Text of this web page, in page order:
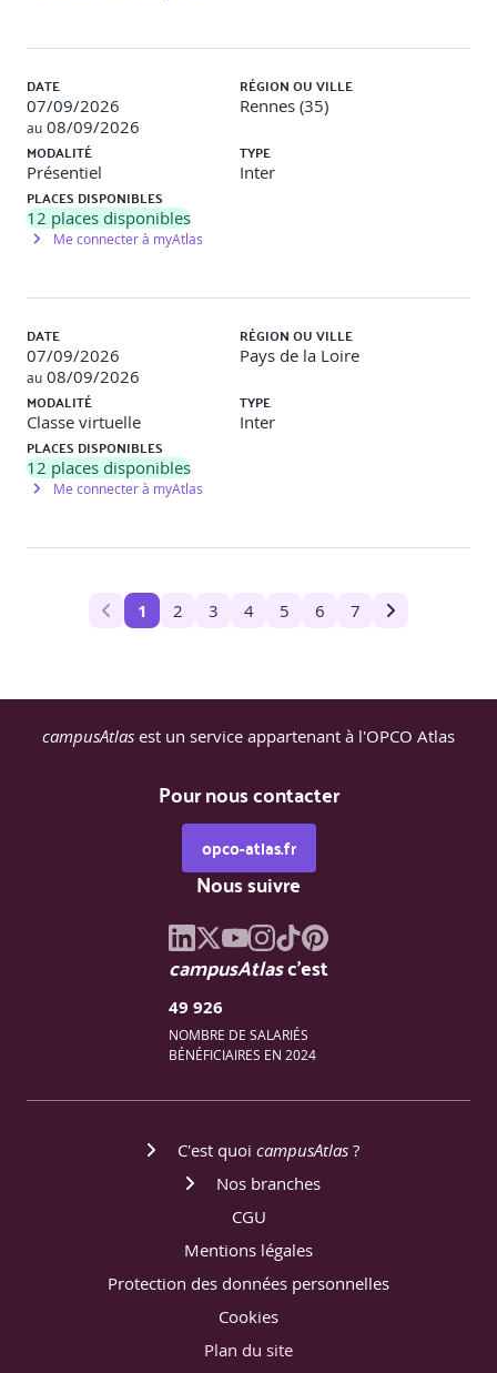
DATE
07/09/2026
au 08/09/2026
RÉGION OU VILLE
Rennes (35)
MODALITÉ
Présentiel
TYPE
Inter
PLACES DISPONIBLES
12 places disponibles
Me connecter à myAtlas
DATE
07/09/2026
au 08/09/2026
RÉGION OU VILLE
Pays de la Loire
MODALITÉ
Classe virtuelle
TYPE
Inter
PLACES DISPONIBLES
12 places disponibles
Me connecter à myAtlas
1 2 3 4 5 6 7
campusAtlas est un service appartenant à l'OPCO Atlas
Pour nous contacter
opco-atlas.fr
Nous suivre
campusAtlasc'est
49 926
NOMBRE DE SALARIÉS
BÉNÉFICIAIRES EN 2024
C'est quoi campusAtlas ?
Nos branches
CGU
Mentions légales
Protection des données personnelles
Cookies
Plan du site